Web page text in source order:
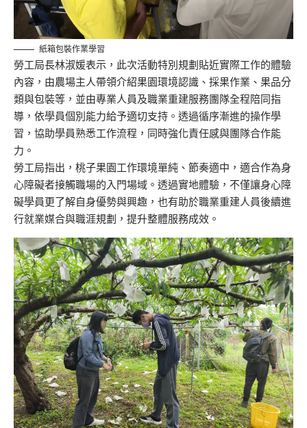
紙箱包裝作業學習
勞工局長林淑媛表示，此次活動特別規劃貼近實際工作的體驗
內容，由農場主人帶領介紹果園環境認識、採果作業、果品分
類與包裝等，並由專業人員及職業重建服務團隊全程陪同指
導，依學員個別能力給予適切支持。透過循序漸進的操作學
習，協助學員熟悉工作流程，同時強化責任感與團隊合作能
力。
勞工局指出，桃子果園工作環境單純、節奏適中，適合作為身
心障礙者接觸職場的入門場域。透過實地體驗，不僅讓身心障
礙學員更了解自身優勢與興趣，也有助於職業重建人員後續進
行就業媒合與職涯規劃，提升整體服務成效。